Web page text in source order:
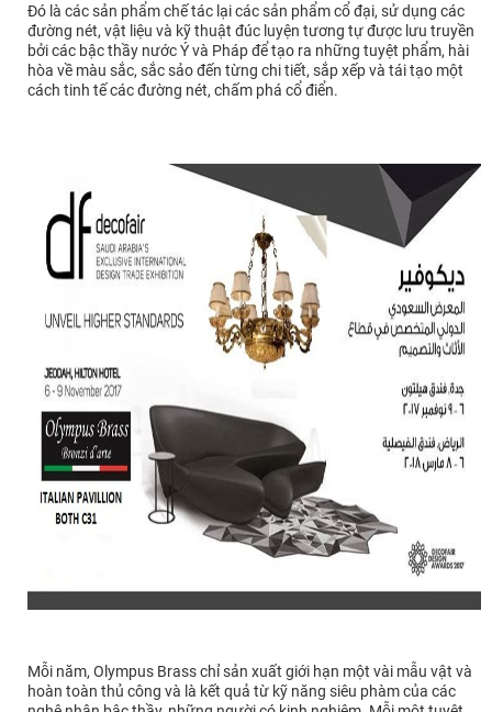
Đó là các sản phẩm chế tác lại các sản phẩm cổ đại, sử dụng các
đường nét, vật liệu và kỹ thuật đúc luyện tương tự được lưu truyền
bởi các bậc thầy nước Ý và Pháp để tạo ra những tuyệt phẩm, hài
hòa về màu sắc, sắc sảo đến từng chi tiết, sắp xếp và tái tạo một
cách tinh tế các đường nét, chấm phá cổ điển.
Mỗi năm, Olympus Brass chỉ sản xuất giới hạn một vài mẫu vật và
hoàn toàn thủ công và là kết quả từ kỹ năng siêu phàm của các